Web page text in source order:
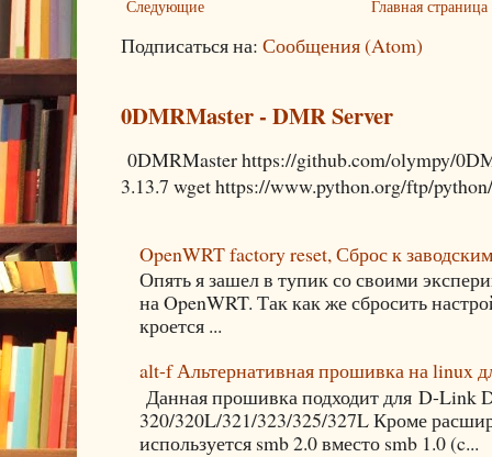
Следующие Главная страница
Подписаться на: Сообщения (Atom)
0DMRMaster - DMR Server
0DMRMaster https://github.com/olympy/
3.13.7 wget https://www.python.org/ftp/
OpenWRT factory reset, Сброс к
Опять я зашел в тупик со своими
на OpenWRT. Так как же сбросить
кроется ...
alt-f Альтернативная прошивка на linux
Данная прошивка подходит для D-Link
320/320L/321/323/325/327L Кроме
используется smb 2.0 вместо smb 1.0 (c...